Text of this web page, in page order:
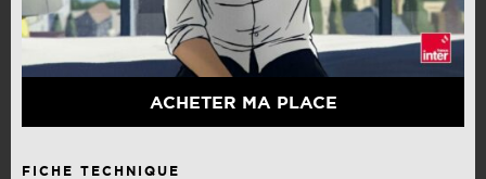
ACHETER MA PLACE
FICHE TECHNIQUE